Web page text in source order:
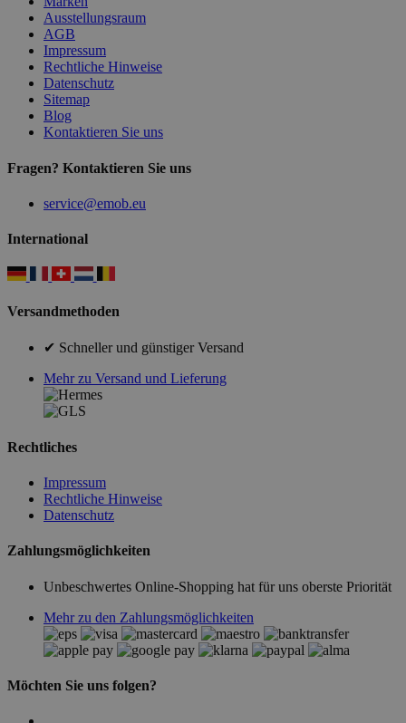
Ausstellungsraum
AGB
Impressum
Rechtliche Hinweise
Datenschutz
Sitemap
Blog
Kontaktieren Sie uns
Fragen? Kontaktieren Sie uns
service@emob.eu
International
Versandmethoden
✔ Schneller und günstiger Versand
Mehr zu Versand und Lieferung
Rechtliches
Impressum
Rechtliche Hinweise
Datenschutz
Zahlungsmöglichkeiten
Unbeschwertes Online-Shopping hat für uns oberste Priorität
Mehr zu den Zahlungsmöglichkeiten
Möchten Sie uns folgen?